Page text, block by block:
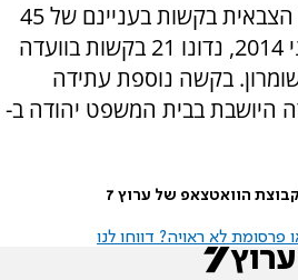
עד כה הגישה התביעה הצבאית בקשות בעניינם של 45
עצורים. אתמול, 25 ביוני 2014, נדונו 21 בקשות בוועדה
בקשה נוספת עתידה
היושבת בבית המשפט יהודה ב-
הוואטצאפ של ערוץ 7
לא ראויה? דווחו לנו